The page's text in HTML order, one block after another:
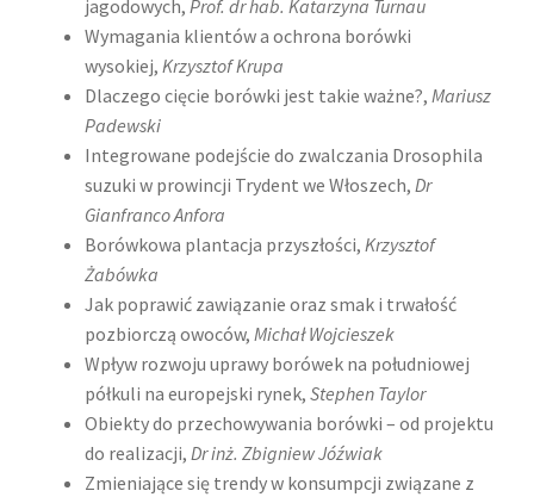
jagodowych, Prof. dr hab. Katarzyna Turnau
Wymagania klientów a ochrona borówki
wysokiej, Krzysztof Krupa
Dlaczego cięcie borówki jest takie ważne?, Mariusz
Padewski
Integrowane podejście do zwalczania Drosophila
suzuki w prowincji Trydent we Włoszech, Dr
Gianfranco Anfora
Borówkowa plantacja przyszłości, Krzysztof
Żabówka
Jak poprawić zawiązanie oraz smak i trwałość
pozbiorczą owoców, Michał Wojcieszek
Wpływ rozwoju uprawy borówek na południowej
półkuli na europejski rynek, Stephen Taylor
Obiekty do przechowywania borówki – od projektu
do realizacji, Dr inż. Zbigniew Jóźwiak
Zmieniające się trendy w konsumpcji związane z